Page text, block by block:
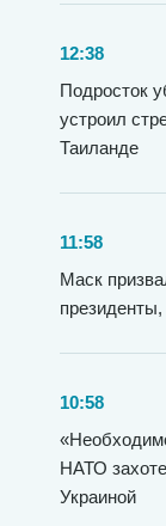
12:38
Подросток
устроил
Таиланде
11:58
Маск
10:58
НАТО
Украиной